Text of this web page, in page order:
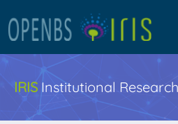
IRIS Institutional